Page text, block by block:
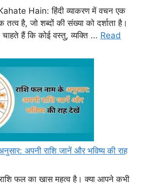
Hain: हिंदी व्याकरण में वचन एक
तत्व है, जो शब्दों की संख्या को दर्शाता है।
हैं कि कोई वस्तु, व्यक्ति ... Read
अपनी राशि जानें और भविष्य की राह
राशि फल का खास महत्व है। क्या आपने कभी